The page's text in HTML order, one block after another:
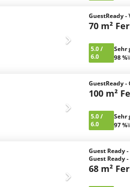
GuestReady
70 m²
5.0/
6.0
Sehr
98 %
GuestReady
100 m²
5.0/
6.0
Sehr
97 %
Guest Ready
Guest Ready
68 m²